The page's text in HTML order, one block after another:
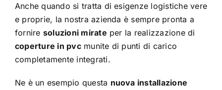
Anche quando si tratta di esigenze logistiche vere
e proprie, la nostra azienda è sempre pronta a
fornire soluzioni mirate per la realizzazione di
coperture in pvcmunite di punti di carico
completamente integrati.
Ne è un esempio questa nuova installazione